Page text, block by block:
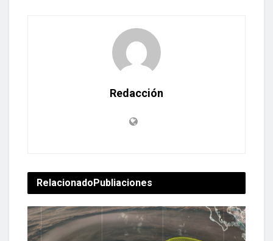
Redacción
RelacionadoPubliaciones